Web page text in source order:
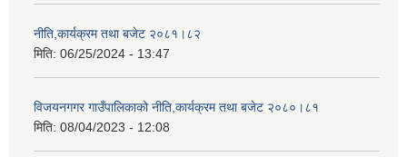
नीति,कार्यक्रम तथा बजेट २०८१।८२
मिति: 06/25/2024 - 13:47
विजयनगगर गाउँपालिकाको नीति,कार्यक्रम तथा बजेट २०८०।८१
मिति: 08/04/2023 - 12:08